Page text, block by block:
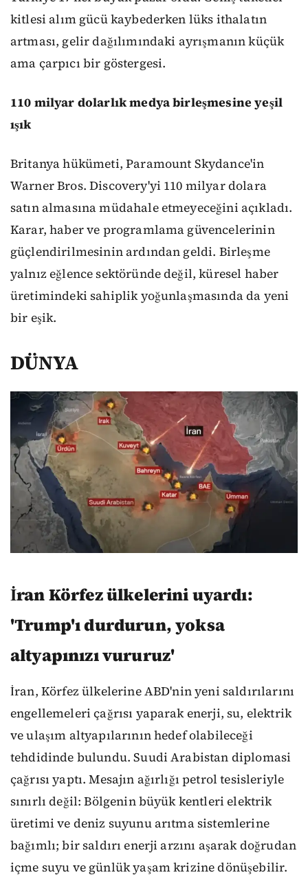
kitlesi alım gücü kaybederken lüks ithalatın
artması, gelir dağılımındaki ayrışmanın küçük
ama çarpıcı bir göstergesi.
110 milyar dolarlık medya birleşmesine yeşil
ışık
Britanya hükümeti, Paramount Skydance'in
Warner Bros. Discovery'yi 110 milyar dolara
satın almasına müdahale etmeyeceğini açıkladı.
Karar, haber ve programlama güvencelerinin
güçlendirilmesinin ardından geldi. Birleşme
yalnız eğlence sektöründe değil, küresel haber
üretimindeki sahiplik yoğunlaşmasında da yeni
bir eşik.
DÜNYA
İran Körfez ülkelerini uyardı:
'Trump'ı durdurun, yoksa
altyapınızı vururuz'
İran, Körfez ülkelerine ABD'nin yeni saldırılarını
engellemeleri çağrısı yaparak enerji, su, elektrik
ve ulaşım altyapılarının hedef olabileceği
tehdidinde bulundu. Suudi Arabistan diplomasi
çağrısı yaptı. Mesajın ağırlığı petrol tesisleriyle
sınırlı değil: Bölgenin büyük kentleri elektrik
üretimi ve deniz suyunu arıtma sistemlerine
bağımlı; bir saldırı enerji arzını aşarak doğrudan
içme suyu ve günlük yaşam krizine dönüşebilir.